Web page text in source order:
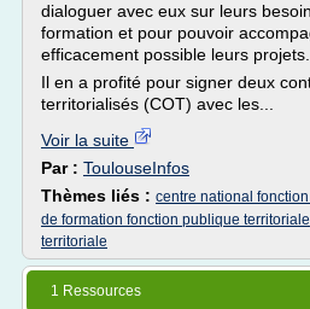
dialoguer avec eux sur leurs
formation et pour pouvoir
efficacement possible leurs projets.
Il en a profité pour signer deux
territorialisés (COT) avec les...
Voir la suite
Par : ToulouseInfos
Thèmes liés : centre national
de formation fonction publique territoriale
territoriale
1 Ressources